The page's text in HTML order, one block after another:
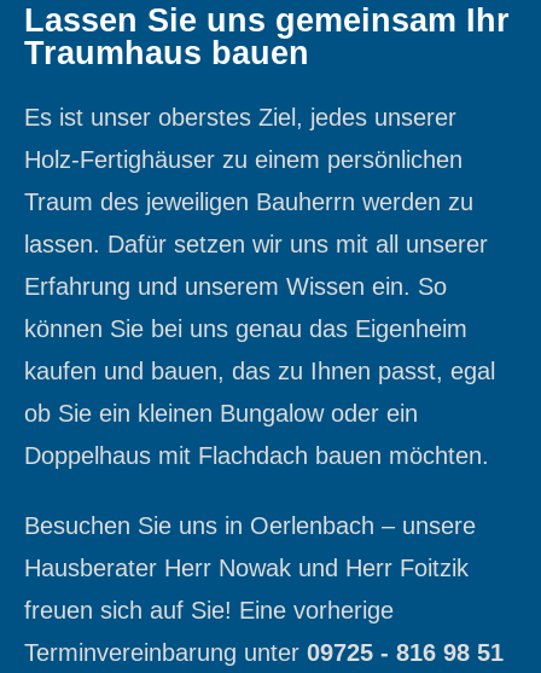
Lassen Sie uns gemeinsam Ihr
Traumhaus bauen
Es ist unser oberstes Ziel, jedes unserer
Holz-Fertighäuser zu einem persönlichen
Traum des jeweiligen Bauherrn werden zu
lassen. Dafür setzen wir uns mit all unserer
Erfahrung und unserem Wissen ein. So
können Sie bei uns genau das Eigenheim
kaufen und bauen, das zu Ihnen passt, egal
ob Sie ein kleinen Bungalow oder ein
Doppelhaus mit Flachdach bauen möchten.
Besuchen Sie uns in Oerlenbach – unsere
Hausberater Herr Nowak und Herr Foitzik
freuen sich auf Sie! Eine vorherige
Terminvereinbarung unter 09725 - 816 98 51